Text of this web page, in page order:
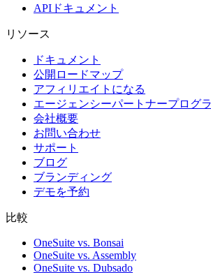
APIドキュメント
リソース
ドキュメント
公開ロードマップ
アフィリエイトになる
エージェンシーパートナープログ
会社概要
お問い合わせ
サポート
ブログ
ブランディング
デモを予約
比較
OneSuite vs. Bonsai
OneSuite vs. Assembly
OneSuite vs. Dubsado